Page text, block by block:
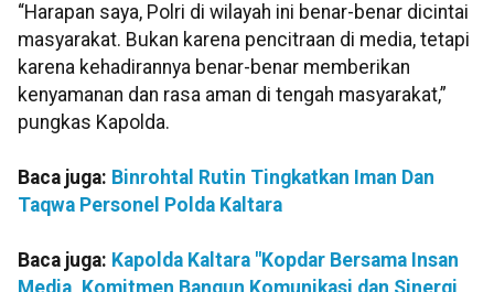
“Harapan saya, Polri di wilayah ini benar-benar dicintai
masyarakat. Bukan karena pencitraan di media, tetapi
karena kehadirannya benar-benar memberikan
kenyamanan dan rasa aman di tengah masyarakat,”
pungkas Kapolda.
Baca juga: Binrohtal Rutin Tingkatkan Iman Dan
Taqwa Personel Polda Kaltara
Baca juga: Kapolda Kaltara "Kopdar Bersama Insan